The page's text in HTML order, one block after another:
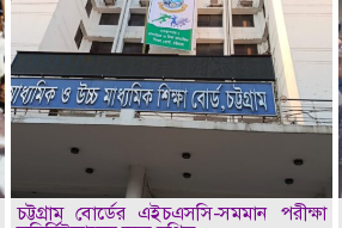
চট্টগ্রাম বোর্ডের এইচএসসি-সমমান পরীক্ষা